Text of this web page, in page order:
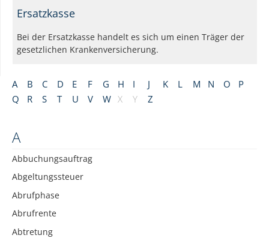
A B C D E F G H I J K L M N O
P
Q
R S T U V W X Y Z
A
Abbuchungsauftrag
Abgeltungssteuer
Abrufphase
Abrufrente
Abtretung
Ersatzkasse
Bei der Ersatzkasse handelt es sich um einen Träger der
gesetzlichen Krankenversicherung.